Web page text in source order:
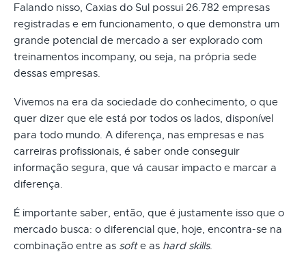
Falando nisso, Caxias do Sul possui 26.782 empresas
registradas e em funcionamento, o que demonstra um
grande potencial de mercado a ser explorado com
treinamentos incompany, ou seja, na própria sede
dessas empresas.
Vivemos na era da sociedade do conhecimento, o que
quer dizer que ele está por todos os lados, disponível
para todo mundo. A diferença, nas empresas e nas
carreiras profissionais, é saber onde conseguir
informação segura, que vá causar impacto e marcar a
diferença.
É importante saber, então, que é justamente isso que o
mercado busca: o diferencial que, hoje, encontra-se na
combinação entre as softe as hard skills.